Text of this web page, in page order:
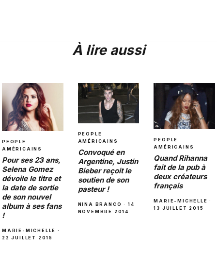
À lire aussi
PEOPLE
AMÉRICAINS
Pour ses 23 ans,
Selena Gomez
dévoile le titre et
la date de sortie
de son nouvel
album à ses fans
!
MARIE-MICHELLE ·
22 JUILLET 2015
PEOPLE
AMÉRICAINS
Convoqué en
Argentine, Justin
Bieber reçoit le
soutien de son
pasteur !
NINA BRANCO · 14
NOVEMBRE 2014
PEOPLE
AMÉRICAINS
Quand Rihanna
fait de la pub à
deux créateurs
français
MARIE-MICHELLE ·
13 JUILLET 2015